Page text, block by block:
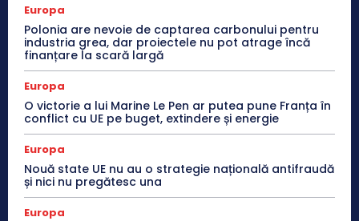
Europa
Polonia are nevoie de captarea carbonului pentru
industria grea, dar proiectele nu pot atrage încă
finanțare la scară largă
Europa
O victorie a lui Marine Le Pen ar putea pune Franța în
conflict cu UE pe buget, extindere și energie
Europa
Nouă state UE nu au o strategie națională antifraudă
și nici nu pregătesc una
Europa